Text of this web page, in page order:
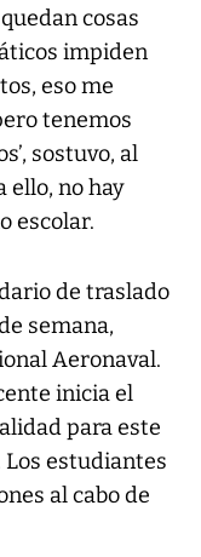
cosas
impiden
eso me
tenemos
sostuvo, al
ello, no hay
escolar.
de traslado
semana,
Aeronaval.
inicia el
para este
estudiantes
al cabo de